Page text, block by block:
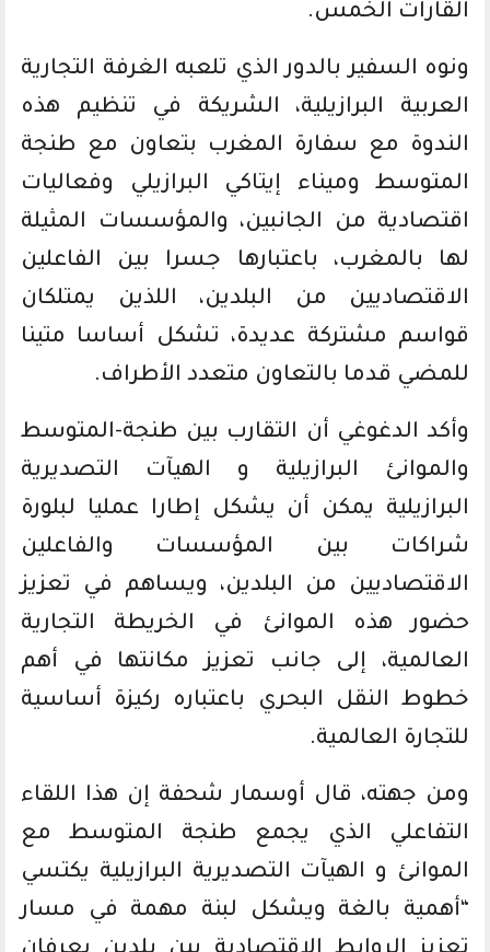
القارات الخمس.
ونوه السفير بالدور الذي تلعبه الغرفة التجارية
العربية البرازيلية، الشريكة في تنظيم هذه
الندوة مع سفارة المغرب بتعاون مع طنجة
المتوسط وميناء إيتاكي البرازيلي وفعاليات
اقتصادية من الجانبين، والمؤسسات المثيلة
لها بالمغرب، باعتبارها جسرا بين الفاعلين
الاقتصاديين من البلدين، اللذين يمتلكان
قواسم مشتركة عديدة، تشكل أساسا متينا
للمضي قدما بالتعاون متعدد الأطراف.
وأكد الدغوغي أن التقارب بين طنجة-المتوسط
والموانئ البرازيلية و الهيآت التصديرية
البرازيلية يمكن أن يشكل إطارا عمليا لبلورة
شراكات بين المؤسسات والفاعلين
الاقتصاديين من البلدين، ويساهم في تعزيز
حضور هذه الموانئ في الخريطة التجارية
العالمية، إلى جانب تعزيز مكانتها في أهم
خطوط النقل البحري باعتباره ركيزة أساسية
للتجارة العالمية.
ومن جهته، قال أوسمار شحفة إن هذا اللقاء
التفاعلي الذي يجمع طنجة المتوسط مع
الموانئ و الهيآت التصديرية البرازيلية يكتسي
“أهمية بالغة ويشكل لبنة مهمة في مسار